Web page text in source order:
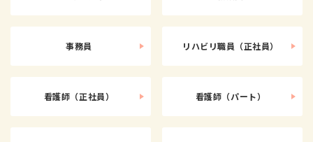
事務員 リハビリ職員（正社員）
看護師（正社員） 看護師（パート）